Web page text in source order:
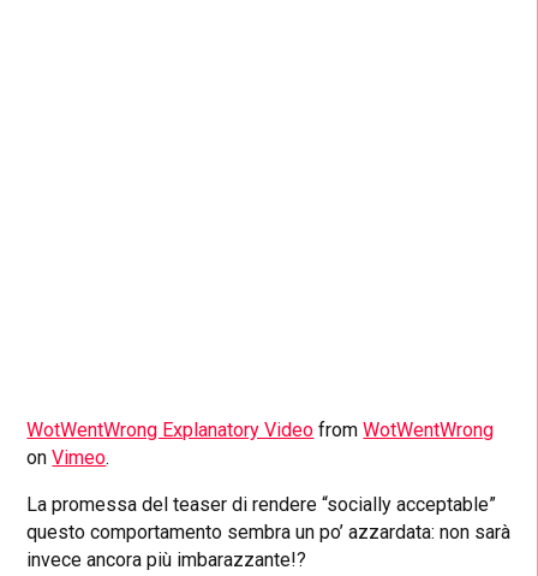
WotWentWrong Explanatory Video fromWotWentWrong
onVimeo.
La promessa del teaser di rendere “socially acceptable”
questo comportamento sembra un po’ azzardata: non sarà
invece ancora più imbarazzante!?